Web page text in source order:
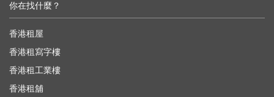
你在找什麼？
香港租屋
香港租寫字樓
香港租工業樓
香港租舖